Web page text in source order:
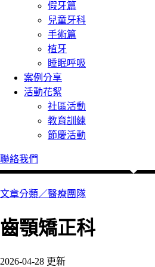
假牙篇
兒童牙科
手術篇
植牙
睡眠呼吸
案例分享
活動花絮
社區活動
教育訓練
節慶活動
聯絡我們
文章分類／醫療團隊
齒顎矯正科
2026-04-28 更新